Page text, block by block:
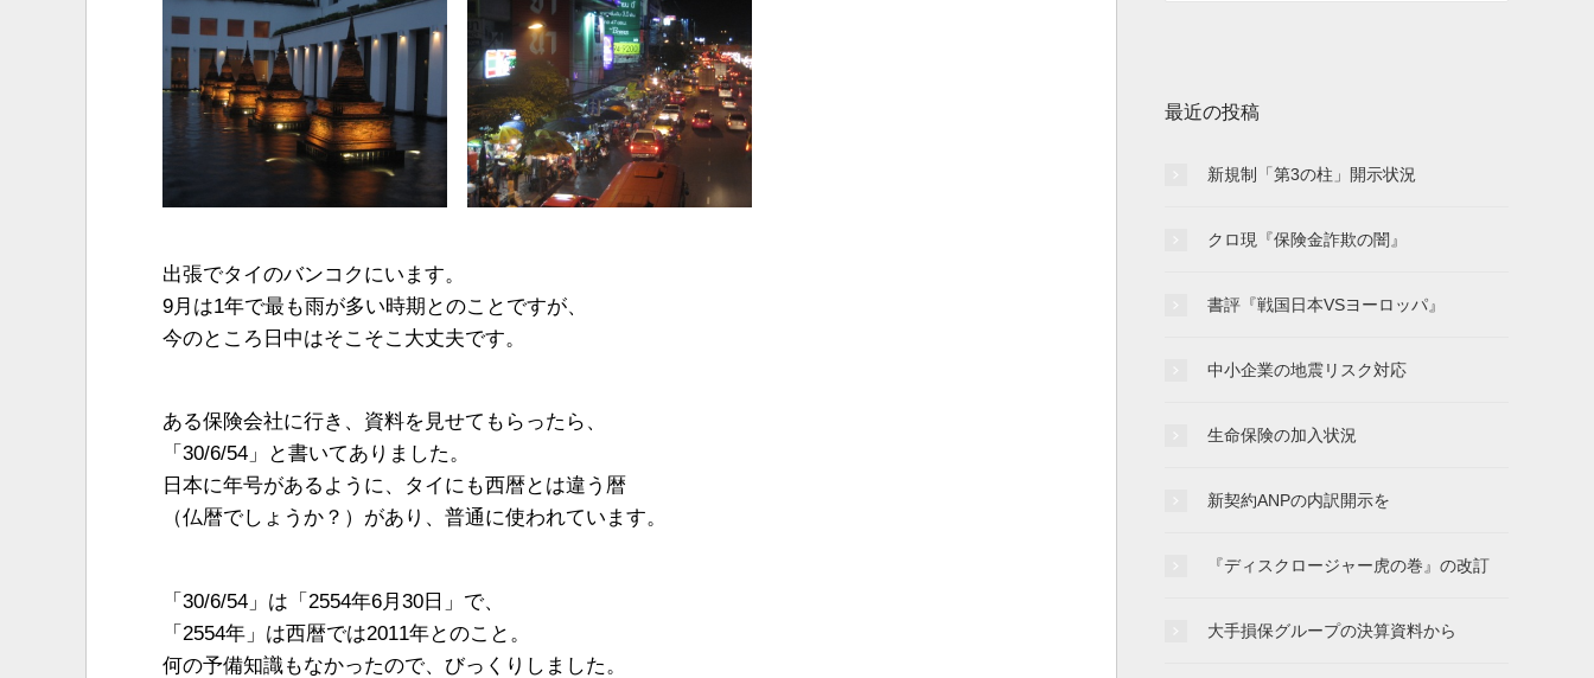
出張でタイのバンコクにいます。
9月は1年で最も雨が多い時期とのことですが、
今のところ日中はそこそこ大丈夫です。
ある保険会社に行き、資料を見せてもらったら、
「30/6/54」と書いてありました。
日本に年号があるように、タイにも西暦とは違う暦
（仏暦でしょうか？）があり、普通に使われています。
「30/6/54」は「2554年6月30日」で、
「2554年」は西暦では2011年とのこと。
何の予備知識もなかったので、びっくりしました。
最近の投稿
新規制「第3の柱」開示状況
クロ現『保険金詐欺の闇』
書評『戦国日本VSヨーロッパ』
中小企業の地震リスク対応
生命保険の加入状況
新契約ANPの内訳開示を
『ディスクロージャー虎の巻』の改訂
大手損保グループの決算資料から